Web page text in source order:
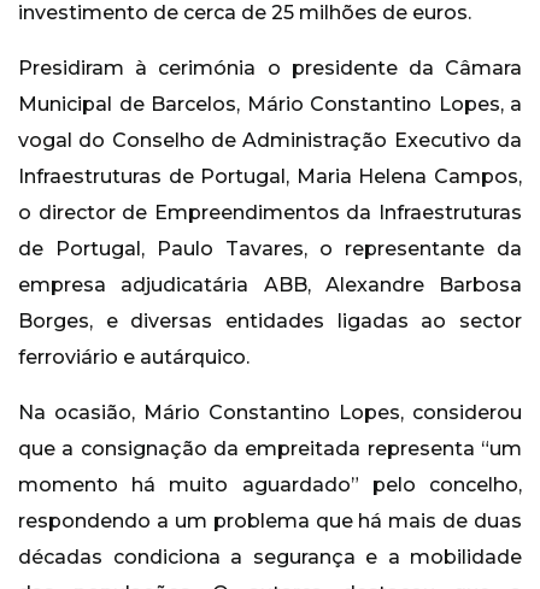
investimento de cerca de 25 milhões de euros.
Presidiram à cerimónia o presidente da Câmara
Municipal de Barcelos, Mário Constantino Lopes, a
vogal do Conselho de Administração Executivo da
Infraestruturas de Portugal, Maria Helena Campos,
o director de Empreendimentos da Infraestruturas
de Portugal, Paulo Tavares, o representante da
empresa adjudicatária ABB, Alexandre Barbosa
Borges, e diversas entidades ligadas ao sector
ferroviário e autárquico.
Na ocasião, Mário Constantino Lopes, considerou
que a consignação da empreitada representa “um
momento há muito aguardado” pelo concelho,
respondendo a um problema que há mais de duas
décadas condiciona a segurança e a mobilidade